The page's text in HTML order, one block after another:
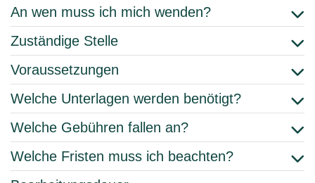
An wen muss ich mich wenden?
Zuständige Stelle
Voraussetzungen
Welche Unterlagen werden benötigt?
Welche Gebühren fallen an?
Welche Fristen muss ich beachten?